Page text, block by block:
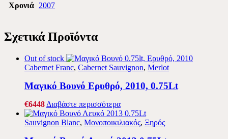
Χρονιά 2007
Σχετικά Προϊόντα
Out of stock
Cabernet Franc, Cabernet Sauvignon, Merlot
Μαγικό Βουνό Ερυθρό, 2010, 0.75Lt
€6448 Διαβάστε περισσότερα
Sauvignon Blanc, Μονοποικιλιακός, Ξηρός